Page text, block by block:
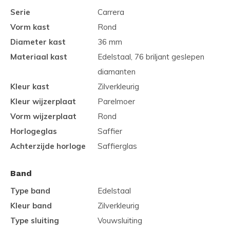
Serie
Carrera
Vorm kast
Rond
Diameter kast
36 mm
Materiaal kast
Edelstaal, 76 briljant geslepen
diamanten
Kleur kast
Zilverkleurig
Kleur wijzerplaat
Parelmoer
Vorm wijzerplaat
Rond
Horlogeglas
Saffier
Achterzijde horloge
Saffierglas
Band
Type band
Edelstaal
Kleur band
Zilverkleurig
Type sluiting
Vouwsluiting